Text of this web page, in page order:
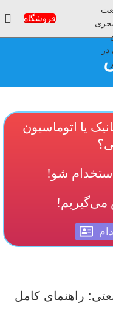
فروشگاه
یا اتوماسیون
شو!
می‌گیریم!
راهنمای کامل